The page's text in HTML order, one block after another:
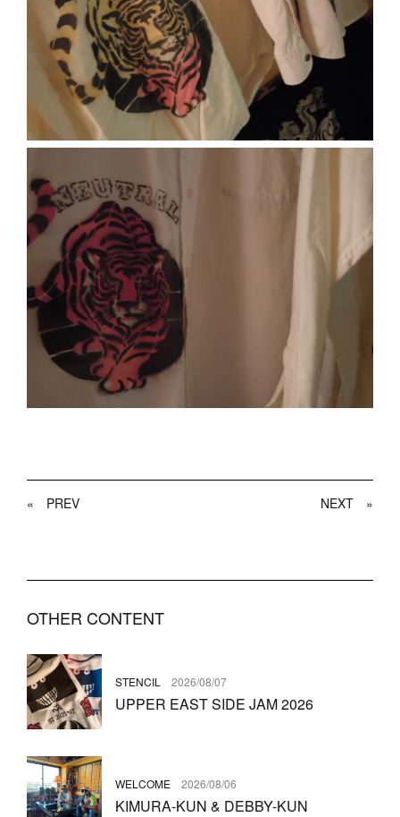
« PREV NEXT »
OTHER CONTENT
STENCIL 2026/08/07
UPPER EAST SIDE JAM 2026
WELCOME 2026/08/06
KIMURA-KUN & DEBBY-KUN